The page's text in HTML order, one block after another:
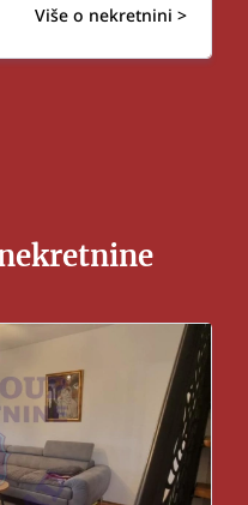
Više o nekretnini >